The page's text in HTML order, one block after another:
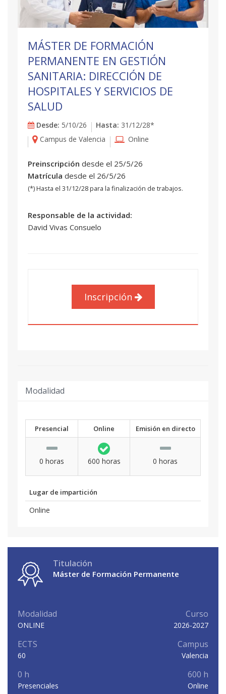
MÁSTER DE FORMACIÓN
PERMANENTE EN GESTIÓN
SANITARIA: DIRECCIÓN DE
HOSPITALES Y SERVICIOS DE
SALUD
Desde: 5/10/26 Hasta: 31/12/28*
Campus de Valencia
Online
Preinscripción desde el 25/5/26
Matrícula desde el 26/5/26
(*) Hasta el 31/12/28 para la finalización de trabajos.
Responsable de la actividad:
David Vivas Consuelo
Inscripción
Modalidad
Presencial Online Emisión en directo
0 horas 600 horas 0 horas
Lugar de impartición
Online
Titulación
Máster de Formación Permanente
Modalidad
ONLINE
Curso
2026-2027
ECTS
60
Campus
Valencia
0 h
Presenciales
600 h
Online